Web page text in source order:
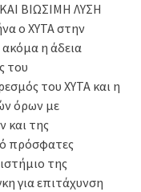
ΒΙΩΣΙΜΗ ΛΥΣΗ
ο ΧΥΤΑ στην
ακόμα η άδεια
του
του ΧΥΤΑ και η
όρων με
και της
πρόσφατες
της
για επιτάχυνση